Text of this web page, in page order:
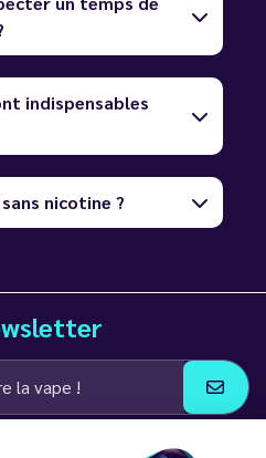
indispensables
nicotine ?
e-mail et SMS de la part de